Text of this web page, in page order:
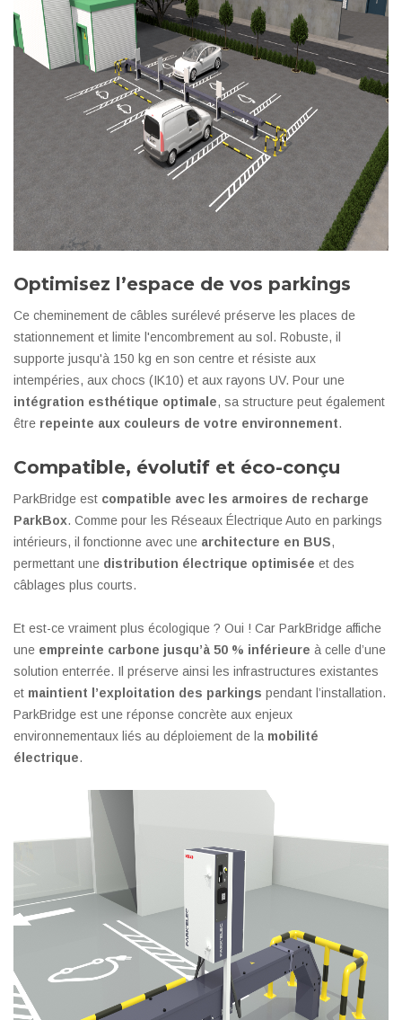
Optimisez l’espace de vos parkings
Ce cheminement de câbles surélevé préserve les places de
stationnement et limite l'encombrement au sol. Robuste, il
supporte jusqu'à 150 kg en son centre et résiste aux
intempéries, aux chocs (IK10) et aux rayons UV. Pour une
intégration esthétique optimale, sa structure peut également
être repeinte aux couleurs de votre environnement.
Compatible, évolutif et éco-conçu
ParkBridge est compatible avec les armoires de recharge
ParkBox. Comme pour les Réseaux Électrique Auto en parkings
intérieurs, il fonctionne avec une architecture en BUS,
permettant une distribution électrique optimisée et des
câblages plus courts.
Et est-ce vraiment plus écologique ? Oui ! Car ParkBridge affiche
une empreinte carbone jusqu’à 50 % inférieure à celle d’une
solution enterrée. Il préserve ainsi les infrastructures existantes
et maintient l’exploitation des parkings pendant l’installation.
ParkBridge est une réponse concrète aux enjeux
environnementaux liés au déploiement de la mobilité
électrique.